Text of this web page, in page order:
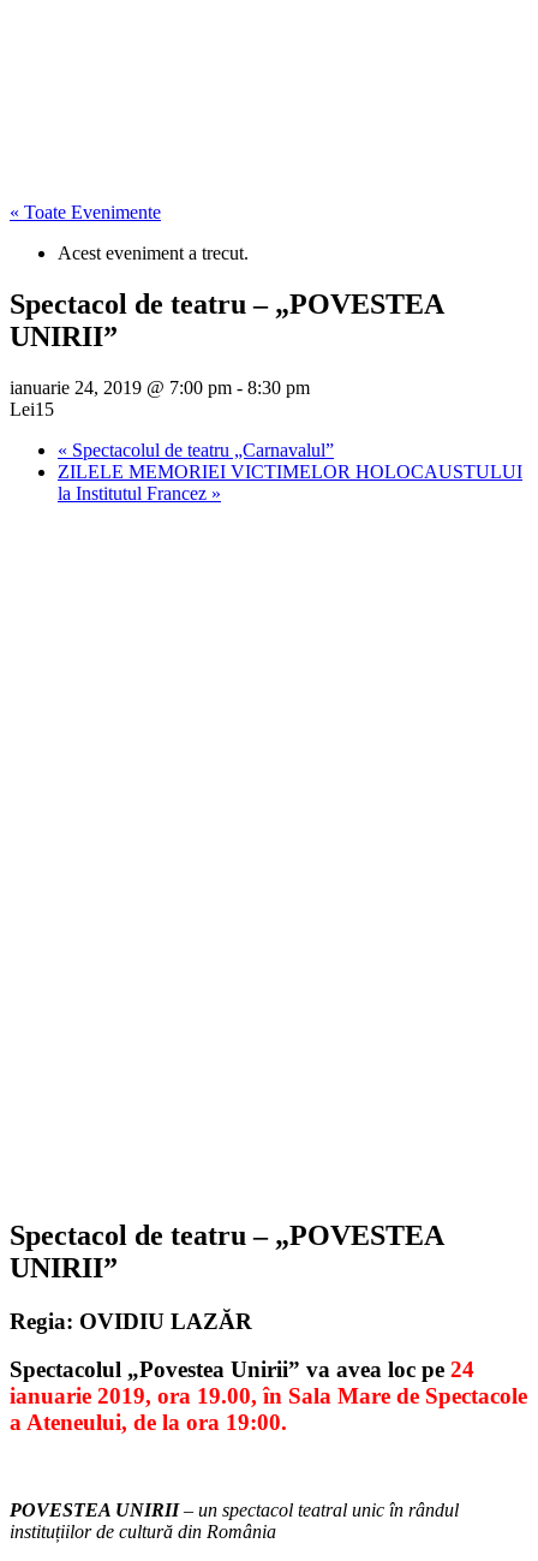
« Toate Evenimente
Acest eveniment a trecut.
Spectacol de teatru – „POVESTEA
UNIRII”
ianuarie 24, 2019 @ 7:00 pm - 8:30 pm
Lei15
« Spectacolul de teatru „Carnavalul”
ZILELE MEMORIEI VICTIMELOR HOLOCAUSTULUI
la Institutul Francez »
Spectacol de teatru – „POVESTEA
UNIRII”
Regia: OVIDIU LAZĂR
Spectacolul „Povestea Unirii” va avea loc pe 24
ianuarie 2019, ora 19.00, în Sala Mare de Spectacole
a Ateneului, de la ora 19:00.
POVESTEA UNIRII– un spectacol teatral unic în rândul
instituțiilor de cultură din România